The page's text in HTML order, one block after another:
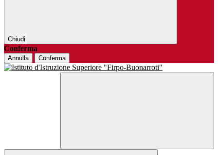
Chiudi
Conferma
Annulla Conferma